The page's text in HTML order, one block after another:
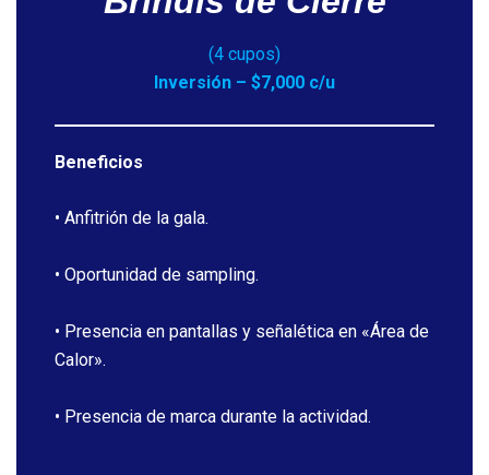
(4 cupos)
Inversión – $7,000 c/u
Beneficios
• Anfitrión de la gala.
• Oportunidad de sampling.
• Presencia en pantallas y señalética en «Área de
Calor».
• Presencia de marca durante la actividad.